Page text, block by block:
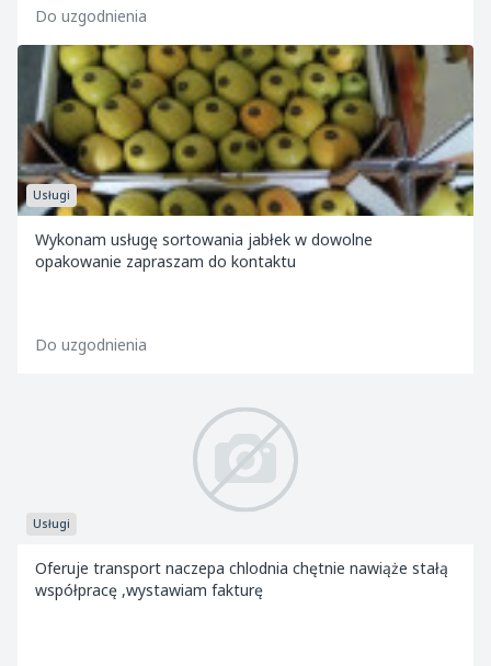
Do uzgodnienia
Usługi
Wykonam usługę sortowania jabłek w dowolne
opakowanie zapraszam do kontaktu
Do uzgodnienia
Usługi
Oferuje transport naczepa chlodnia chętnie nawiąże stałą
współpracę ,wystawiam fakturę